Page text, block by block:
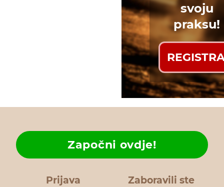
svoju
praksu!
Prijava
Zaboravili ste
Započni ovdje!